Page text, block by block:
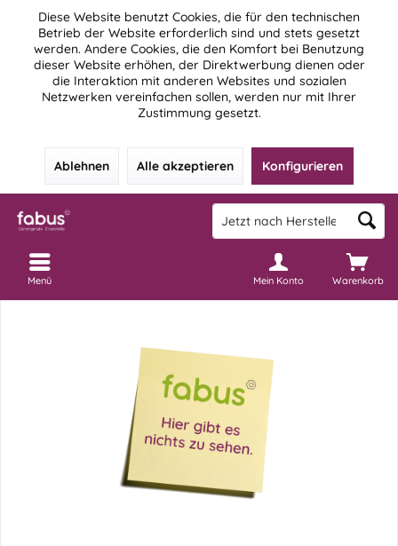
Diese Website benutzt Cookies, die für den technischen
Betrieb der Website erforderlich sind und stets gesetzt
werden. Andere Cookies, die den Komfort bei Benutzung
dieser Website erhöhen, der Direktwerbung dienen oder
die Interaktion mit anderen Websites und sozialen
Netzwerken vereinfachen sollen, werden nur mit Ihrer
Zustimmung gesetzt.
Ablehnen Alle akzeptieren Konfigurieren
Warenkorb
Mein Konto
Menü